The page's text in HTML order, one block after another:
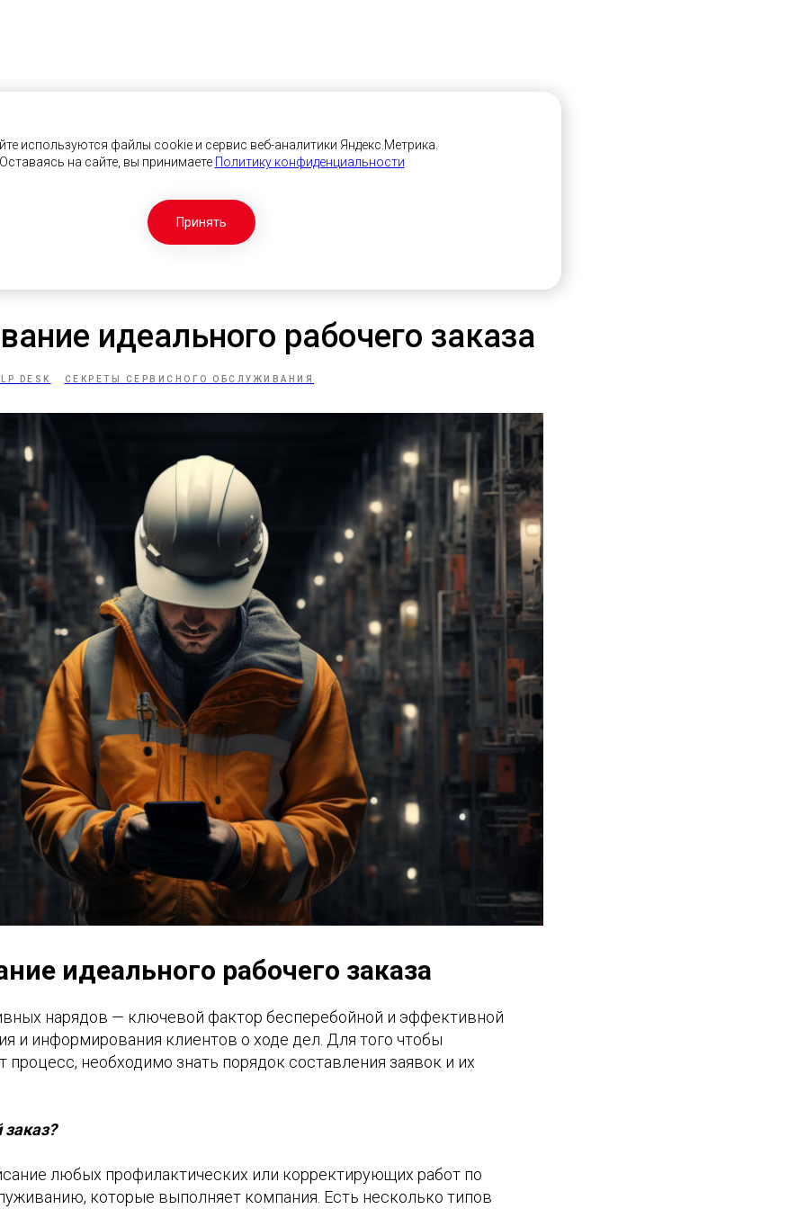
Принять
используются файлы cookie и сервис веб-аналитики Яндекс.Метрика.
на сайте, вы принимаете Политику конфиденциальности
идеального рабочего заказа
DESK СЕКРЕТЫ СЕРВИСНОГО ОБСЛУЖИВАНИЯ
идеального рабочего заказа
нарядов — ключевой фактор бесперебойной и эффективной
и информирования клиентов о ходе дел. Для того чтобы
процесс, необходимо знать порядок составления заявок и их
любых профилактических или корректирующих работ по
которые выполняет компания. Есть несколько типов